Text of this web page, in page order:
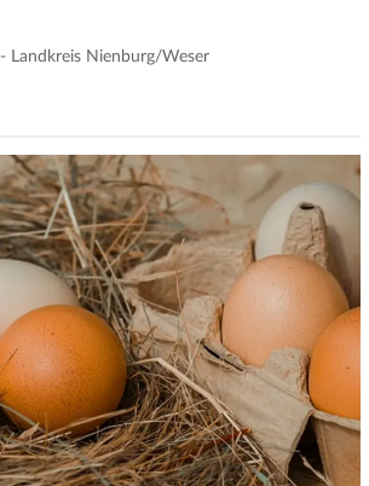
- Landkreis Nienburg/Weser